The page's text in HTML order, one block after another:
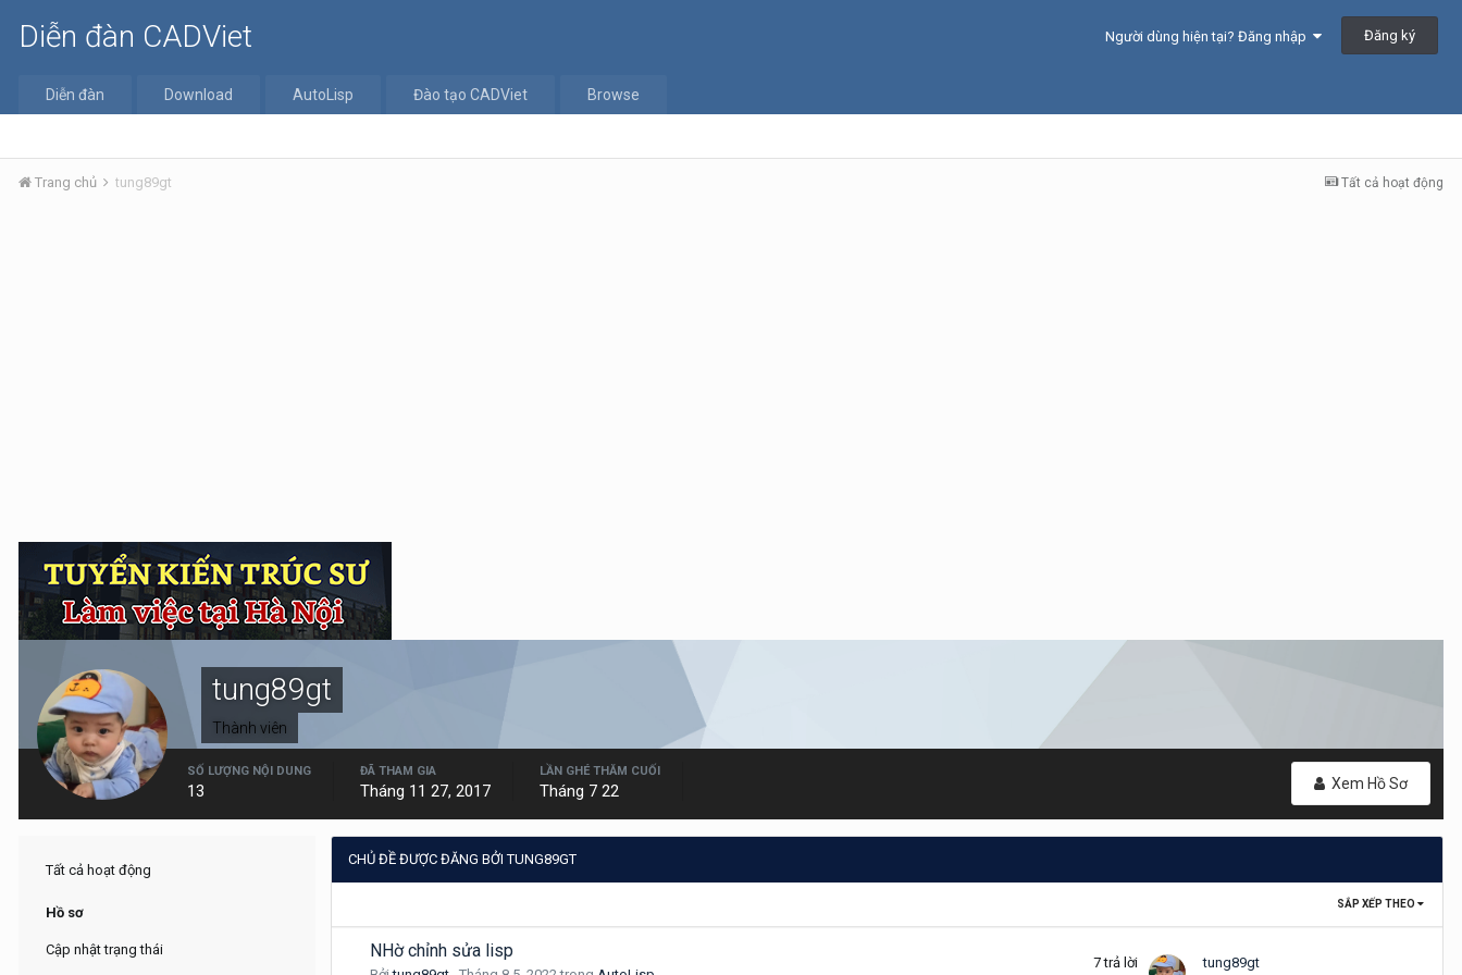
Diễn đàn CADViet Người dùng hiện tại? Đăng nhập Đăng ký
Diễn đàn Download AutoLisp Đào tạo CADViet Browse
Tất cả hoạt động
Trang chủ tung89gt
tung89gt
Thành viên
Xem Hồ Sơ
SỐ LƯỢNG NỘI DUNG
13
ĐÃ THAM GIA
Tháng 11 27, 2017
LẦN GHÉ THĂM CUỐI
Tháng 7 22
Tất cả hoạt động
Hồ sơ
Cập nhật trạng thái
CHỦ ĐỀ ĐƯỢC ĐĂNG BỞI TUNG89GT
SẮP XẾP THEO
NHờ chỉnh sửa lisp
7 trả lời
tung89gt